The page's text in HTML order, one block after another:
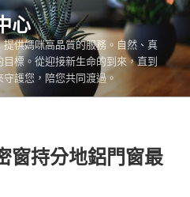
心
供媽咪高品質的服務。自然、真
標。從迎接新生命的到來，直到
護您，陪您共同渡過。
窗持分地鋁門窗最